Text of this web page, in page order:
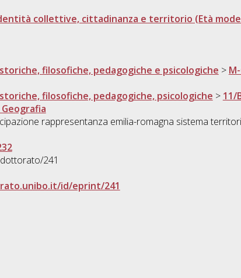
collettive, cittadinanza e territorio (Età
filosofiche, pedagogiche e psicologiche >
filosofiche, pedagogiche, psicologiche > 11/
Geografia
rappresentanza emilia-romagna sistema
241
id/eprint/241